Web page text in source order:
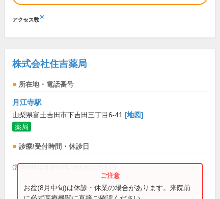
アクセス数※
株式会社住吉薬局
所在地・電話番号
月江寺駅
山梨県富士吉田市下吉田三丁目6-41 [地図]
薬局
診療/受付時間・休診日
(営業時間は直接お問い合わせください)
お盆(8月中旬)は休診・休業の場合があります。来院前